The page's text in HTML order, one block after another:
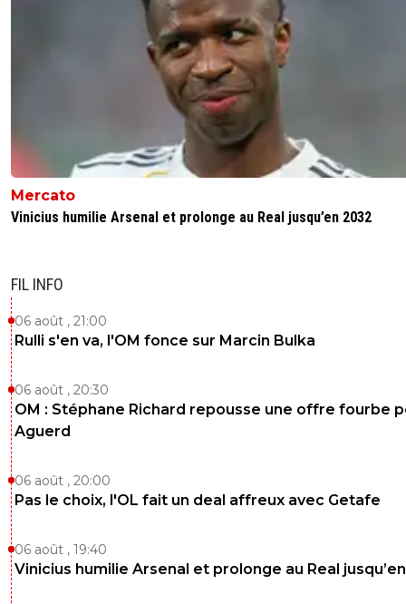
Mercato
Vinicius humilie Arsenal et prolonge au Real jusqu’en 2032
FIL INFO
06 août , 21:00
Rulli s'en va, l'OM fonce sur Marcin Bulka
06 août , 20:30
OM : Stéphane Richard repousse une offre fourbe
Aguerd
06 août , 20:00
Pas le choix, l'OL fait un deal affreux avec Getafe
06 août , 19:40
Vinicius humilie Arsenal et prolonge au Real